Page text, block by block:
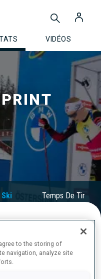
VIDÉOS
Ski Temps De Tir
DE SKI
to the storing of
navigation, analyze site